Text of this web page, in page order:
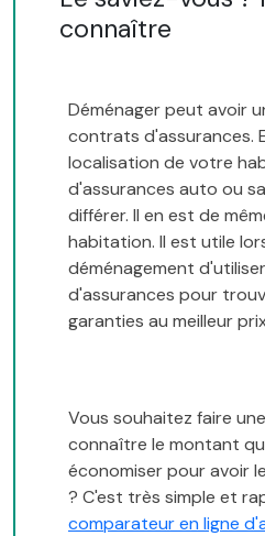
connaître
Déménager peut avoir
contrats d'assurances.
localisation de votre
d'assurances auto ou
différer. Il en est de
habitation. Il est utile
déménagement
d'assurances pour
garanties au meilleur
Vous souhaitez faire
connaître le montant
économiser pour avoir
? C'est très simple et
comparateur en ligne